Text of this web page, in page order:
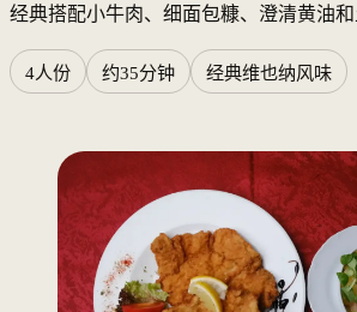
经典搭配小牛肉、细面包糠、澄清黄油和
4人份 约35分钟 经典维也纳风味